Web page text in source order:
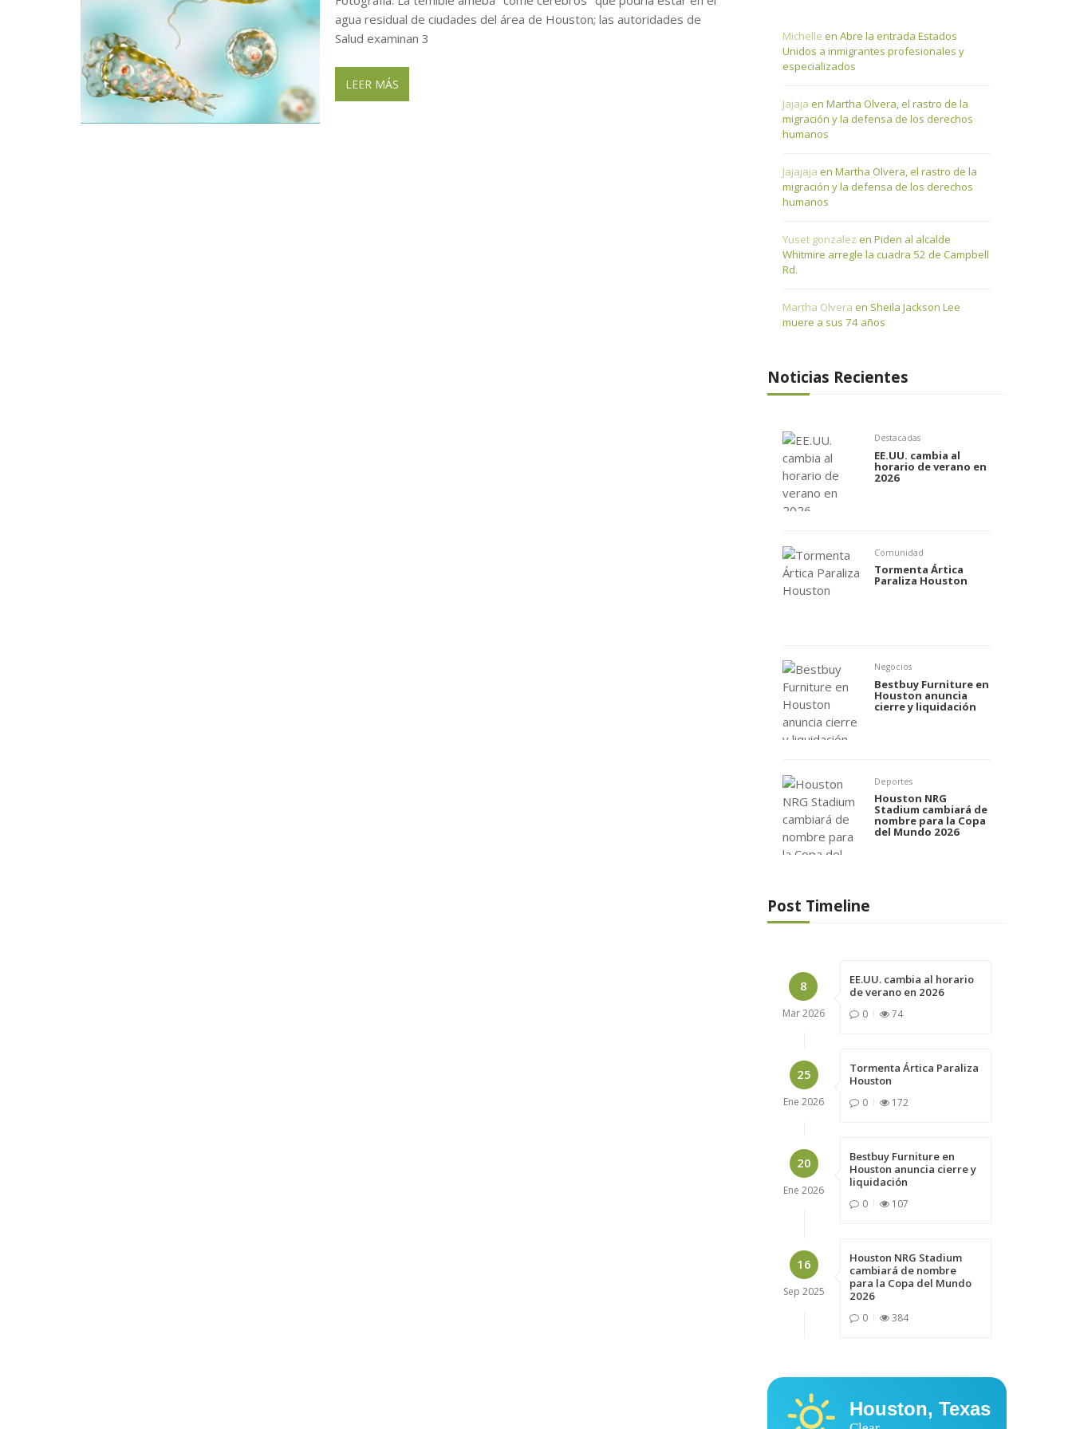
agua residual de ciudades del área de Houston; las autoridades de
Salud examinan 3
LEER MÁS
Michelle en Abre la entrada Estados
Unidos a inmigrantes profesionales y
especializados
Jajaja en Martha Olvera, el rastro de la
migración y la defensa de los derechos
humanos
Jajajaja en Martha Olvera, el rastro de la
migración y la defensa de los derechos
humanos
Yuset gonzalez en Piden al alcalde
Whitmire arregle la cuadra 52 de Campbell
Rd.
Martha Olvera en Sheila Jackson Lee
muere a sus 74 años
Noticias Recientes
Destacadas
EE.UU. cambia al
horario de verano en
2026
Comunidad
Tormenta Ártica
Paraliza Houston
Negocios
Bestbuy Furniture en
Houston anuncia
cierre y liquidación
Deportes
Houston NRG
Stadium cambiará de
nombre para la Copa
del Mundo 2026
Post Timeline
8
Mar2026
EE.UU. cambia al horario
de verano en 2026
0 74
25
Ene 2026
Tormenta Ártica Paraliza
Houston
0 172
20
Ene 2026
Bestbuy Furniture en
Houston anuncia cierre y
liquidación
0 107
16
Sep 2025
Houston NRG Stadium
cambiará de nombre
para la Copa del Mundo
2026
0 384
Houston, Texas